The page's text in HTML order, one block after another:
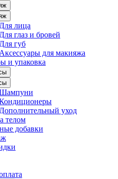
Для лица
Для глаз и бровей
Для губ
Аксессуары для макияжа
и упаковка
Дополнительный уход
телом
добавки